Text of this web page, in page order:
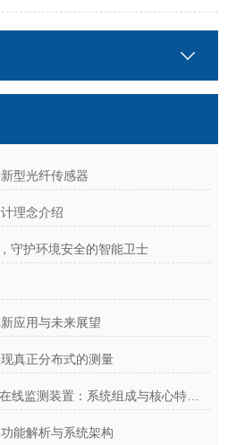
型光纤传感器
理念介绍
守护环境安全的智能卫士
应用与未来展望
真正分布式的测量
久创变压器声纹 / 振动在线监测装置：系统组成与核心特点解析
能解析与系统架构